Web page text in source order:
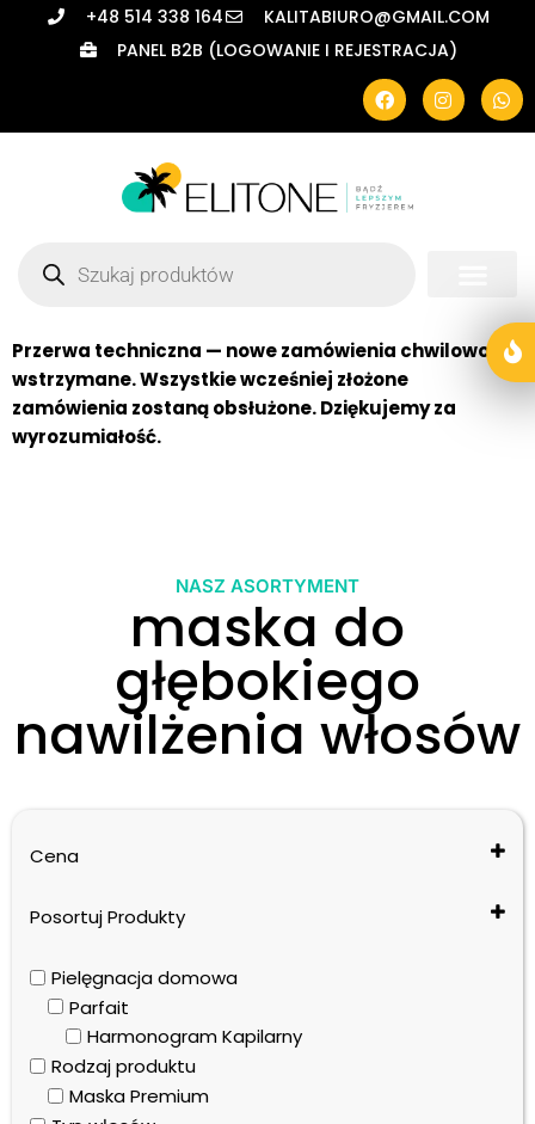
+48 514 338 164
KALITABIURO@GMAIL.COM
PANEL B2B (LOGOWANIE I REJESTRACJA)
Przerwa techniczna — nowe zamówienia chwilowo
wstrzymane. Wszystkie wcześniej złożone
zamówienia zostaną obsłużone. Dziękujemy za
wyrozumiałość.
NASZ ASORTYMENT
maska do
głębokiego
nawilżenia włosów
Cena
Posortuj Produkty
Cena: od najwyższej do najniższej
Nazwa: od A do Z
Nazwa: od Z do A
Pielęgnacja domowa
Parfait
Harmonogram Kapilarny
Rodzaj produktu
Maska Premium